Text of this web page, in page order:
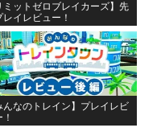
ミットゼロブレイカーズ】先
レイレビュー！
んなのトレイン】プレイレビ